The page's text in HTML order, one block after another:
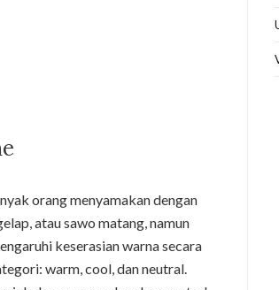
orang menyamakan dengan
atau sawo matang, namun
keserasian warna secara
warm, cool, dan neutral.